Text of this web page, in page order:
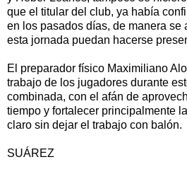
que el titular del club, ya había
en los pasados días, de manera se
esta jornada puedan hacerse
El preparador físico Maximiliano
trabajo de los jugadores durante
combinada, con el afán de
tiempo y fortalecer principalmente
claro sin dejar el trabajo con balón.
SUÁREZ